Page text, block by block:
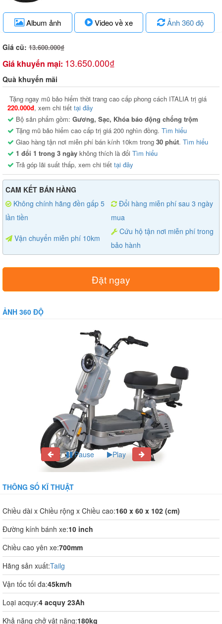
Album ảnh Video về xe Ảnh 360 độ
Giá cũ: 13.600.000₫
Giá khuyến mại: 13.650.000₫
Quà khuyến mãi
Tặng ngay mũ bảo hiểm thời trang cao cấp phong cách ITALIA trị giá
220.000đ, xem chi tiết tại đây
Bộ sản phẩm gồm: Gương, Sạc, Khóa báo động chống trộm
Tặng mũ bảo hiểm cao cấp trị giá 200 nghìn đồng. Tìm hiểu
Giao hàng tận nơi miễn phí bán kính 10km trong 30 phút. Tìm hiểu
1 đổi 1 trong 3 ngày không thích là đổi Tìm hiểu
Trả góp lãi suất thấp, xem chi tiết tại đây
CAM KẾT BÁN HÀNG
Không chính hãng đền gấp 5
lần tiền
Đổi hàng miễn phí sau 3 ngày
mua
Vận chuyển miễn phí 10km
Cứu hộ tận nơi miễn phí trong
bảo hành
Đặt ngay
ẢNH 360 ĐỘ
Pause Play
THÔNG SỐ KĨ THUẬT
Chiều dài x Chiều rộng x Chiều cao:160 x 60 x 102 (cm)
Đường kính bánh xe:10 inch
Chiều cao yên xe:700mm
Hãng sản xuất:Tailg
Vận tốc tối đa:45km/h
Loại acquy:4 acquy 23Ah
Khả năng chở vật nặng:180kg